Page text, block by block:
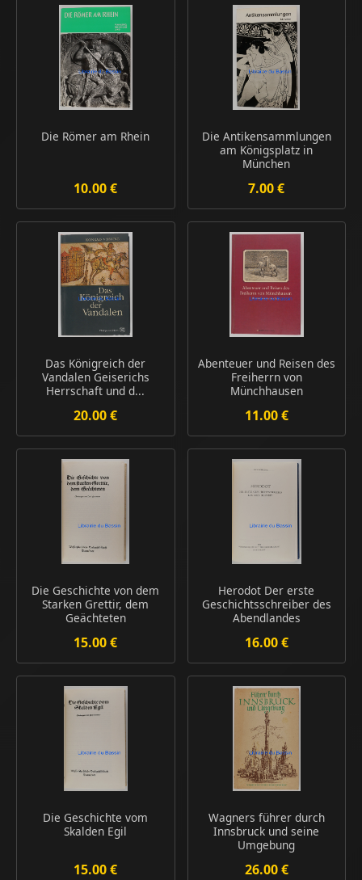
Die Römer am Rhein
10.00 €
Die Antikensammlungen
am Königsplatz in
München
7.00 €
Das Königreich der
Vandalen Geiserichs
Herrschaft und d...
20.00 €
Abenteuer und Reisen des
Freiherrn von
Münchhausen
11.00 €
Die Geschichte von dem
Starken Grettir, dem
Geächteten
15.00 €
Herodot Der erste
Geschichtsschreiber des
Abendlandes
16.00 €
Die Geschichte vom
Skalden Egil
15.00 €
Wagners führer durch
Innsbruck und seine
Umgebung
26.00 €